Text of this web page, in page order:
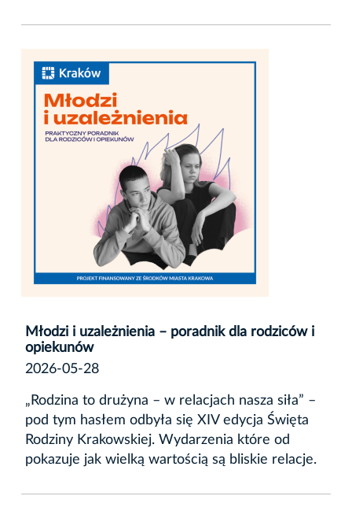
Młodzi i uzależnienia – poradnik dla rodziców i
opiekunów
2026-05-28
„Rodzina to drużyna – w relacjach nasza siła” –
pod tym hasłem odbyła się XIV edycja Święta
Rodziny Krakowskiej. Wydarzenia które od
pokazuje jak wielką wartością są bliskie relacje.